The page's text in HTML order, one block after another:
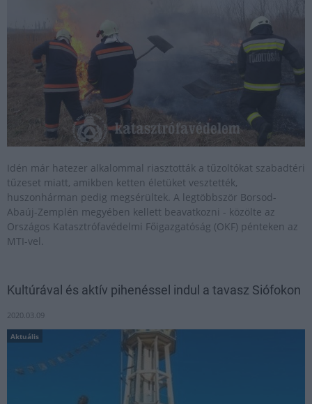
Idén már hatezer alkalommal riasztották a tűzoltókat szabadtéri
tűzeset miatt, amikben ketten életüket vesztették,
huszonhárman pedig megsérültek. A legtöbbször Borsod-
Abaúj-Zemplén megyében kellett beavatkozni - közölte az
Országos Katasztrófavédelmi Főigazgatóság (OKF) pénteken az
MTI-vel.
Kultúrával és aktív pihenéssel indul a tavasz Siófokon
2020.03.09
Aktuális